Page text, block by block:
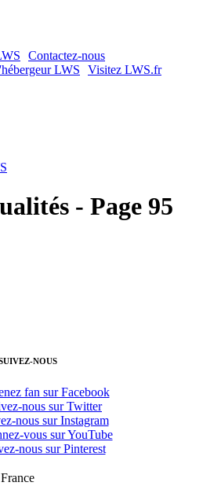
Contactez-nous
Visitez LWS.fr
- Page 95
NOUS
fan sur Facebook
nous sur Twitter
nous sur Instagram
vous sur YouTube
nous sur Pinterest